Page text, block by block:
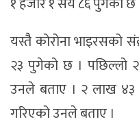
यस्तैै कोरोना भाइरसको
२३ पुगेको छ । पछिल्लो
उनले बताए । २ लाख ४३
गरिएको उनले बताए ।